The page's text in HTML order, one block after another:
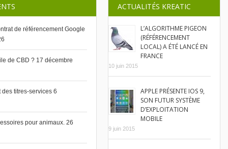
ACTUALITÉS KREATIC
L’ALGORITHME PIGEON
(RÉFÉRENCEMENT
LOCAL) A ÉTÉ LANCÉ EN
FRANCE
10 juin 2015
APPLE PRÉSENTE IOS 9,
SON FUTUR SYSTÈME
D’EXPLOITATION
MOBILE
9 juin 2015
de référencement Google
de CBD ? 17 décembre
des titres-services 6
pour animaux. 26